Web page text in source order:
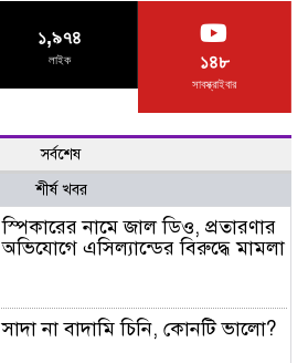
১,৯৭৪
লাইক ১৪৮
সাবস্ক্রাইবার
সর্বশেষ
শীর্ষ খবর
স্পিকারের নামে জাল ডিও, প্রতারণার
অভিযোগে এসিল্যান্ডের বিরুদ্ধে মামলা
সাদা না বাদামি চিনি, কোনটি ভালো?